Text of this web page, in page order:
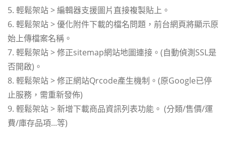
5. 輕鬆架站 > 編輯器支援圖片直接複製貼上。
6. 輕鬆架站 > 優化附件下載的檔名問題，前台網頁將顯示原
始上傳檔案名稱。
7. 輕鬆架站 > 修正sitemap網站地圖連接。(自動偵測SSL是
否開啟)。
8. 輕鬆架站 > 修正網站Qrcode產生機制。(原Google已停
止服務，需重新發佈)
9. 輕鬆架站 > 新增下載商品資訊列表功能。 (分類/售價/運
費/庫存品項...等)